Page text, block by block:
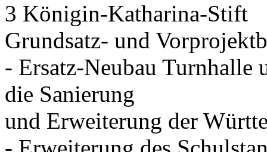
3 Königin-Katharina-Stift
Grundsatz- und
- Ersatz-Neubau Turnhalle
die Sanierung
und Erweiterung der